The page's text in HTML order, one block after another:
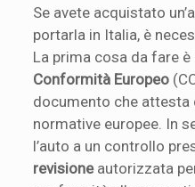
Se avete acquistato
portarla in Italia, è
La prima cosa da fare
Conformità Europeo
documento che attesta
normative europee. In
l’auto a un controllo
revisioneautorizzata